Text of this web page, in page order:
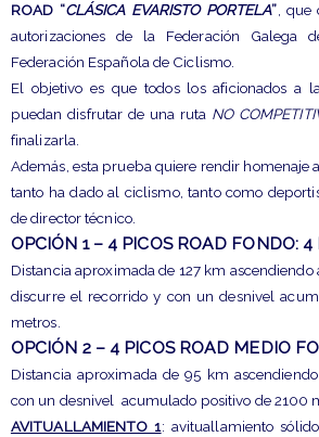
ROAD “CLÁSICA EVARISTO PORTELA”, que
autorizaciones de la Federación Galega
Federación Española de Ciclismo.
El objetivo es que todos los aficionados a
puedan disfrutar de una ruta NO
finalizarla.
Además, esta prueba quiere rendir homenaje
tanto ha dado al ciclismo, tanto como
de director técnico.
OPCIÓN 1 – 4 PICOS ROAD FONDO: 4
Distancia aproximada de 127 km
discurre el recorrido y con un desnivel
metros.
OPCIÓN 2 – 4 PICOS ROAD MEDIO
Distancia aproximada de 95 km
con un desnivel acumulado positivo de 2100
AVITUALLAMIENTO 1: avituallamiento